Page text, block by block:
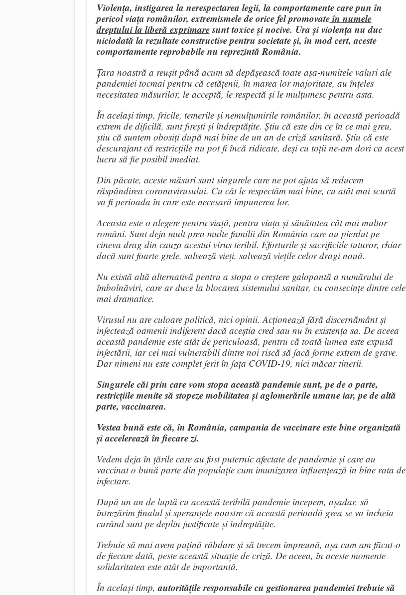
Violența, instigarea la nerespectarea legii, la comportamente care pun în
pericol viața românilor, extremismele de orice fel promovateîn numele
dreptului la liberă exprimaresunt toxice și nocive. Ura și violența nu duc
niciodată la rezultate constructive pentru societate și, în mod cert, aceste
comportamente reprobabile nu reprezintă România.
Țara noastră a reușit până acum să depășească toate așa-numitele valuri ale
pandemiei tocmai pentru că cetățenii, în marea lor majoritate, au înțeles
necesitatea măsurilor, le acceptă, le respectă și le mulțumesc pentru asta.
În același timp, fricile, temerile și nemulțumirile românilor, în această perioadă
extrem de dificilă, sunt firești și îndreptățite. Știu că este din ce în ce mai greu,
știu că suntem obosiți după mai bine de un an de criză sanitară. Știu că este
descurajant că restricțiile nu pot fi încă ridicate, deși cu toții ne-am dori ca acest
lucru să fie posibil imediat.
Din păcate, aceste măsuri sunt singurele care ne pot ajuta să reducem
răspândirea coronavirusului. Cu cât le respectăm mai bine, cu atât mai scurtă
va fi perioada în care este necesară impunerea lor.
Aceasta este o alegere pentru viață, pentru viața și sănătatea cât mai multor
români. Sunt deja mult prea multe familii din România care au pierdut pe
cineva drag din cauza acestui virus teribil. Eforturile și sacrificiile tuturor, chiar
dacă sunt foarte grele, salvează vieți, salvează viețile celor dragi nouă.
Nu există altă alternativă pentru a stopa o creștere galopantă a numărului de
îmbolnăviri, care ar duce la blocarea sistemului sanitar, cu consecințe dintre cele
mai dramatice.
Virusul nu are culoare politică, nici opinii. Acționează fără discernământ și
infectează oamenii indiferent dacă aceștia cred sau nu în existența sa. De aceea
această pandemie este atât de periculoasă, pentru că toată lumea este expusă
infectării, iar cei mai vulnerabili dintre noi riscă să facă forme extrem de grave.
Dar nimeni nu este complet ferit în fața COVID-19, nici măcar tinerii.
Singurele căi prin care vom stopa această pandemie sunt, pe de o parte,
restricțiile menite să stopeze mobilitatea și aglomerările umane iar, pe de altă
parte, vaccinarea.
Vestea bună este că, în România, campania de vaccinare este bine organizată
și accelerează în fiecare zi.
Vedem deja în țările care au fost puternic afectate de pandemie și care au
vaccinat o bună parte din populație cum imunizarea influențează în bine rata de
infectare.
După un an de luptă cu această teribilă pandemie începem, așadar, să
întrezărim finalul și speranțele noastre că această perioadă grea se va încheia
curând sunt pe deplin justificate și îndreptățite.
Trebuie să mai avem puțină răbdare și să trecem împreună, așa cum am făcut-o
de fiecare dată, peste această situație de criză. De aceea, în aceste momente
solidaritatea este atât de importantă.
În același timp,autoritățile responsabile cu gestionarea pandemiei trebuie să